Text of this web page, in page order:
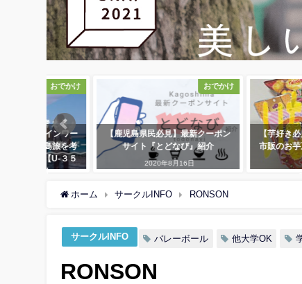
きっとまたかご島 オンラインワー
クショップ「これからの島旅を考
える」屋久島・種子島編【U-３５
限定】開催レポート
【鹿児島県民必見】最
サイト『とどなび
2020年8月16
ホーム サークルINFO RONSON
サークルINFO バレーボール 他大学OK
RONSON